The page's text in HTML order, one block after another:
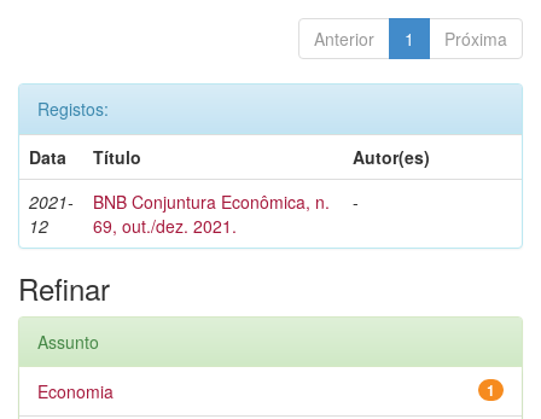
Anterior 1 Próxima
Registos:
Data
Título
Autor(es)
2021-
12
BNB Conjuntura Econômica, n.
69, out./dez. 2021.
-
Refinar
Assunto
1
Economia